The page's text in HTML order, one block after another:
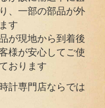
、一部の部品が外
す
が現地から到着後
様が安心してご使
おります
計専門店ならでは